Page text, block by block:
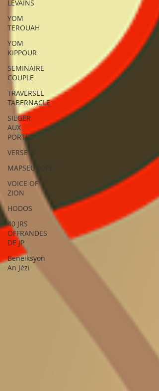
LEVAINS
YOM
TEROUAH
YOM
KIPPOUR
SEMINAIRE
COUPLE
TRAVERSEE
TABERNACLE
SIEGER
AUX
PORTES
VERSETS
MAPSEUROPE
VOICE OF
ZION
HODOS
40 JRS
OFFRANDES
DE JP
Beneiksyon
An Jézi